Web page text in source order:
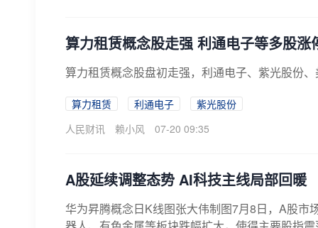
算力租赁概念股走强 利通电子等多股涨
算力租赁概念股盘初走强，利通电子、紫光股份
算力租赁 利通电子
紫光股份
人民财讯
赖小风 07-20 09:35
A股延续调整态势 AI科技主线局部回暖
华为昇腾概念日K线图张大伟制图7月8日，A股市